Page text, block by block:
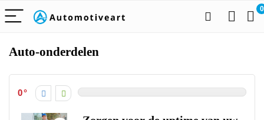
0
Auto-onderdelen
0